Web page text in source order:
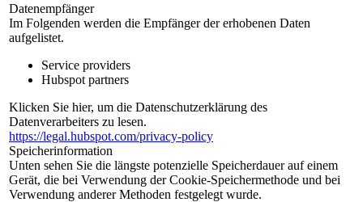
Datenempfänger
Im Folgenden werden die Empfänger der erhobenen Daten
aufgelistet.
Service providers
Hubspot partners
Klicken Sie hier, um die Datenschutzerklärung des
Datenverarbeiters zu lesen.
https://legal.hubspot.com/privacy-policy
Speicherinformation
Unten sehen Sie die längste potenzielle Speicherdauer auf einem
Gerät, die bei Verwendung der Cookie-Speichermethode und bei
Verwendung anderer Methoden festgelegt wurde.